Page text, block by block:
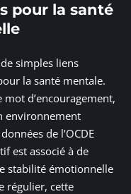
pour la santé
simples liens
la santé mentale.
mot d’encouragement,
environnement
de l’OCDE
est associé à de
stabilité émotionnelle
régulier, cette